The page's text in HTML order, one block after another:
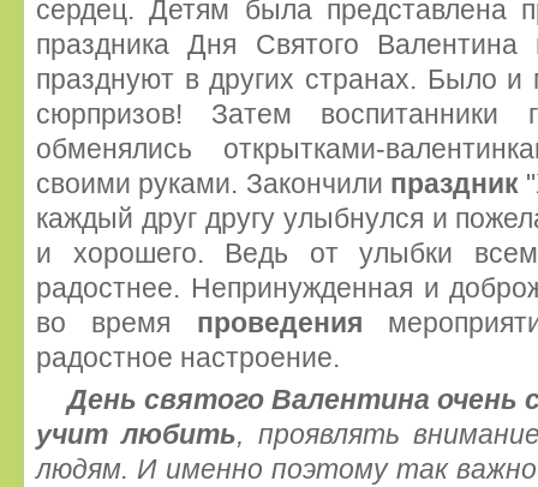
сердец. Детям была представлена
праздника Дня Святого
празднуют в других странах. Было и
сюрпризов! Затем воспитанники
обменялись открытками-
своими руками. Закончили праздник
каждый друг другу улыбнулся и
и хорошего. Ведь от улыбки
радостнее. Непринужденная и
во время проведения
радостное настроение.
День святого Валентина очень
учит любить, проявлять
людям. И именно поэтому так